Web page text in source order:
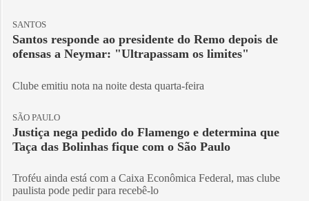
SANTOS
Santos responde ao presidente do Remo depois de
ofensas a Neymar: "Ultrapassam os limites"
Clube emitiu nota na noite desta quarta-feira
SÃO PAULO
Justiça nega pedido do Flamengo e determina que
Taça das Bolinhas fique com o São Paulo
Troféu ainda está com a Caixa Econômica Federal, mas clube
paulista pode pedir para recebê-lo